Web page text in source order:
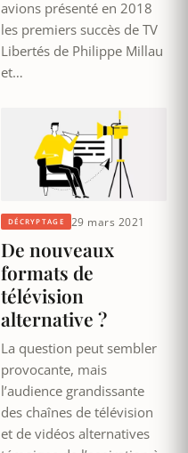
avions présenté en 2018
les premiers succès de TV
Libertés de Philippe Millau
et…
DÉCRYPTAGE 29 mars 2021
De nouveaux
formats de
télévision
alternative ?
La question peut sembler
provocante, mais
l’audience grandissante
des chaînes de télévision
et de vidéos alternatives